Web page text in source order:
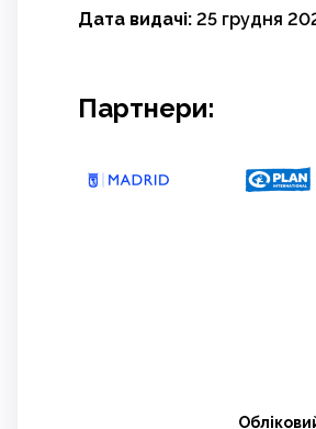
Дата видачі: 25 грудня
Партнери: